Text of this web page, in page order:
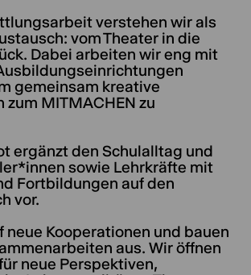
verstehen wir als
vom Theater in die
Dabei arbeiten wir eng mit
gemeinsam kreative
MITMACHEN zu
ergänzt den Schulalltag und
sowie Lehrkräfte mit
Fortbildungen auf den
vor.
neue Kooperationen und bauen
aus. Wir öffnen
neue Perspektiven,